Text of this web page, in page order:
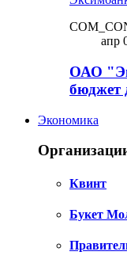
апр
ОАО
бюджет
Экономика
Квинт
Букет